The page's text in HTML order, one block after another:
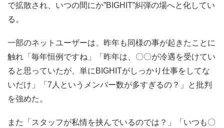
で拡散され、いつの間にか”BIGHIT”糾弾の場へと化してい
る。
一部のネットユーザーは、昨年も同様の事が起きたことに
触れ「毎年恒例ですね」「昨年は、〇〇が冷遇を受けてい
ると思っていたが、単にBIGHITがしっかり仕事をしてな
いだけ」「7人というメンバー数が多すぎるの？」と批判
を強めた。
また「スタッフが私情を挟んでいるのでは？」「いつも〇